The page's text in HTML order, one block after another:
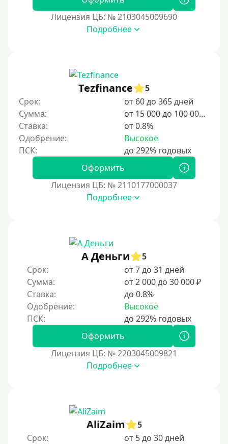
В долг на карту
5 дней
На неделю
10 дней
2 недели
15 дней
30 дней без процентов
60 дней
3 месяца
90 дней
100 дней
5 месяцев
365 дней
Лицензия ЦБ: № 2103045009690
Подробнее
Tezfinance
5
Срок:
от 60 до 365 дней
Сумма:
от 15 000 до 100 000 ₽
Ставка:
от 0.8%
Одобрение:
Высокое
Оформить
Лицензия ЦБ: № 2110177000037
Подробнее
А Деньги
5
Срок:
от 7 до 31 дней
Сумма:
от 2 000 до 30 000 ₽
Ставка:
до 0.8%
Одобрение:
Высокое
Оформить
Лицензия ЦБ: № 2203045009821
Подробнее
AliZaim
5
Срок:
от 5 до 30 дней